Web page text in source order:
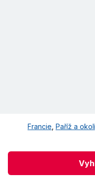
Francie Paříž a